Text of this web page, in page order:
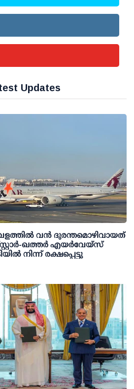
Updates
വൻ ദുരന്തമൊഴിവായത്
ഖത്തർ എയർവേയ്‌സ്
നിന്ന് രക്ഷപ്പെട്ടു